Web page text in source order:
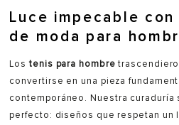
Talla
Selecciona una talla
EUR
USA
Luce impecable
de moda para
Lostenis para hombre
convertirse en una pieza
contemporáneo. Nuestra
perfecto: diseños que respetan un